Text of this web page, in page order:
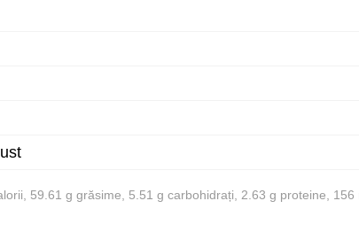
59.61 g grăsime, 5.51 g carbohidrați, 2.63 g proteine, 156